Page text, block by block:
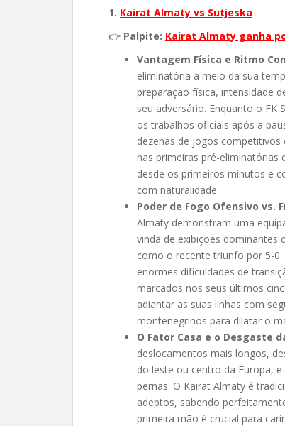
1. Kairat Almaty vs Sutjeska
👉 Palpite: Kairat Almaty ganha
Vantagem Física e Ritmo
eliminatória a meio da sua
preparação física, intensidade
seu adversário. Enquanto o FK
os trabalhos oficiais após a
dezenas de jogos
nas primeiras pré-
desde os primeiros minutos e
com naturalidade.
Poder de Fogo Ofensivo vs.
Almaty demonstram uma
vinda de exibições dominantes
como o recente triunfo por 5-
enormes dificuldades de
marcados nos seus últimos
adiantar as suas linhas com
montenegrinos para dilatar o
O Fator Casa e o Desgaste
deslocamentos mais longos,
do leste ou centro da Europa,
pernas. O Kairat Almaty é
adeptos, sabendo
primeira mão é crucial para